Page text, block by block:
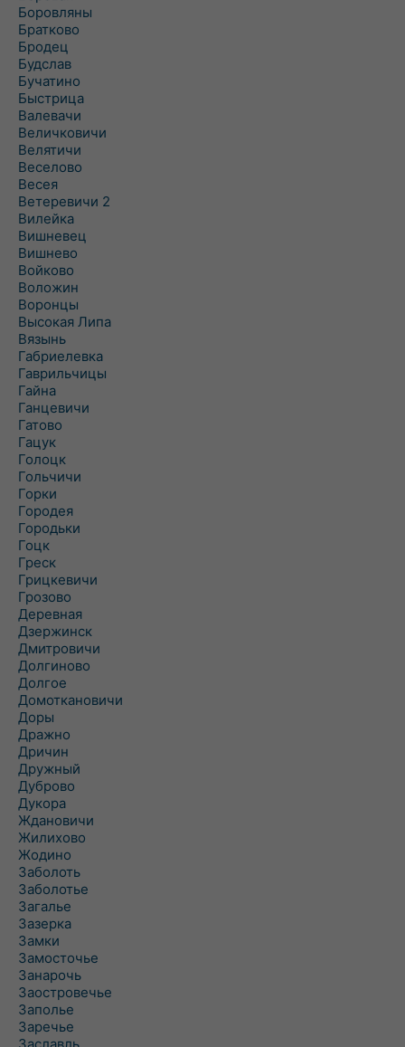
Боровляны
Братково
Бродец
Будслав
Бучатино
Быстрица
Валевачи
Величковичи
Велятичи
Веселово
Весея
Ветеревичи 2
Вилейка
Вишневец
Вишнево
Войково
Воложин
Воронцы
Высокая Липа
Вязынь
Габриелевка
Гаврильчицы
Гайна
Ганцевичи
Гатово
Гацук
Голоцк
Гольчичи
Горки
Городея
Городьки
Гоцк
Греск
Грицкевичи
Грозово
Деревная
Дзержинск
Дмитровичи
Долгиново
Долгое
Домоткановичи
Доры
Дражно
Дричин
Дружный
Дуброво
Дукора
Ждановичи
Жилихово
Жодино
Заболоть
Заболотье
Загалье
Зазерка
Замки
Замосточье
Занарочь
Заостровечье
Заполье
Заречье